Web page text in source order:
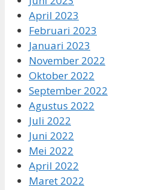
April 2023
Februari 2023
Januari 2023
November 2022
Oktober 2022
September 2022
Agustus 2022
Juli 2022
Juni 2022
Mei 2022
April 2022
Maret 2022